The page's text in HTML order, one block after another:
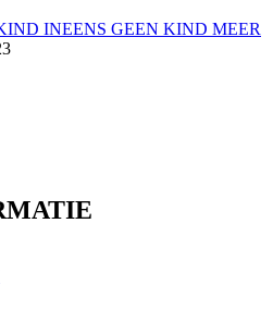
INEENS GEEN KIND MEER